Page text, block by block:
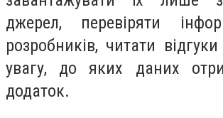
джерел, перевіряти
розробників, читати
увагу, до яких даних
додаток.